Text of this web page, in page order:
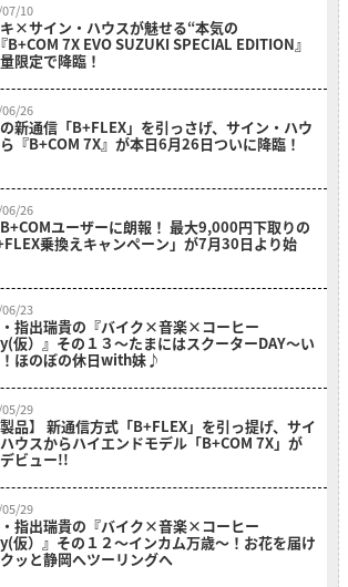
10
×サイン・ハウスが魅せる“本気の
B+COM 7X EVO SUZUKI SPECIAL EDITION』
限定で降臨！
26
新通信「B+FLEX」を引っさげ、サイン・ハウ
『B+COM 7X』が本日6月26日ついに降臨！
26
ユーザーに朗報！ 最大9,000円下取りの
乗換えキャンペーン」が7月30日より始
23
指出瑞貴の『バイク×音楽×コーヒー
仮）』その１３〜たまにはスクーターDAY～い
ほのぼの休日with妹♪
29
製品】 新通信方式「B+FLEX」を引っ提げ、サイ
ウスからハイエンドモデル「B+COM 7X」が
ビュー!!
29
指出瑞貴の『バイク×音楽×コーヒー
仮）』その１２〜インカム万歳～！お花を届け
ッと静岡へツーリングへ